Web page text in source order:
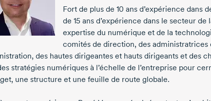
Fort de plus de 10 ans d’expérience dans
de 15 ans d’expérience dans le secteur de
expertise du numérique et de la
comités de direction, des
des hautes dirigeantes et hauts dirigeants et des
stratégies numériques à l’échelle de l’entreprise pour
une structure et une feuille de route globale.